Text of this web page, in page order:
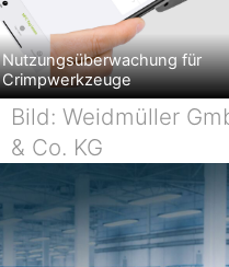
Nutzungsüberwachung für
Crimpwerkzeuge
Bild: Weidmüller
& Co. KG